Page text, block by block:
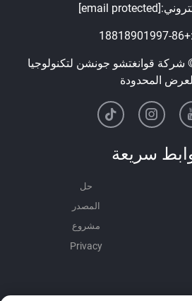
[email protected]
+86-18818901997
قوانغتشو جونشن لتكنولوجيا
المحدودة
سريعة
حل
المصدر
مشروع